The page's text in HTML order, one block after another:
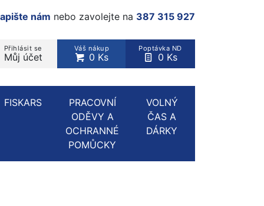
nám nebo zavolejte na 387 315 927
Přihlásit se
Můj účet
Váš nákup
0 Ks
Poptávka ND
0 Ks
kategorie...
FISKARS
PRACOVNÍ
ODĚVY A
OCHRANNÉ
POMŮCKY
VOLNÝ
ČAS A
DÁRKY